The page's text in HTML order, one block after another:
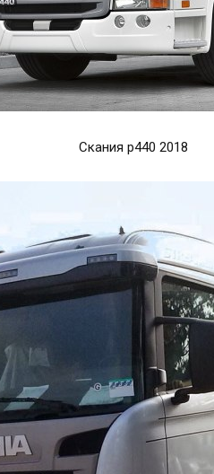
Скания р440 2018